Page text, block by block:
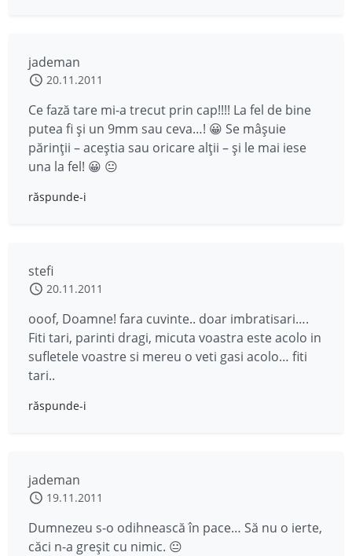
jademan
20.11.2011
Ce fază tare mi-a trecut prin cap!!!! La fel de bine
putea fi şi un 9mm sau ceva…! 😀 Se mâşuie
părinţii – aceştia sau oricare alţii – şi le mai iese
una la fel! 😀 😐
răspunde-i
stefi
20.11.2011
ooof, Doamne! fara cuvinte.. doar imbratisari….
Fiti tari, parinti dragi, micuta voastra este acolo in
sufletele voastre si mereu o veti gasi acolo… fiti
tari..
răspunde-i
jademan
19.11.2011
Dumnezeu s-o odihnească în pace… Să nu o ierte,
căci n-a greşit cu nimic. 😐